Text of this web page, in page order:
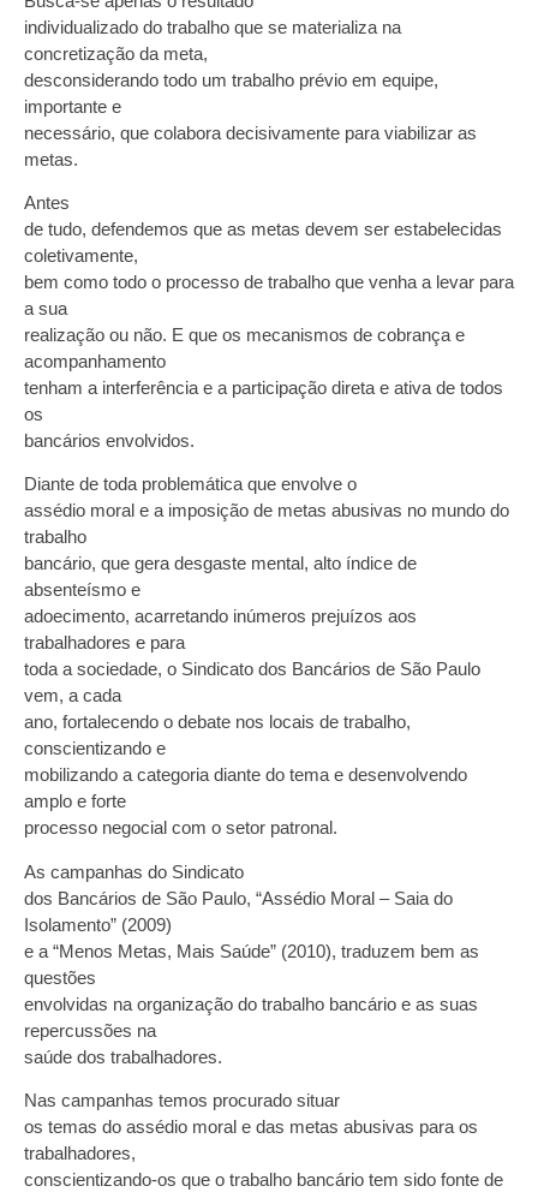
individualizado do trabalho que se materializa na
concretização da meta,
desconsiderando todo um trabalho prévio em equipe,
importante e
necessário, que colabora decisivamente para viabilizar as
metas.
Antes
de tudo, defendemos que as metas devem ser estabelecidas
coletivamente,
bem como todo o processo de trabalho que venha a levar para
a sua
realização ou não. E que os mecanismos de cobrança e
acompanhamento
tenham a interferência e a participação direta e ativa de todos
os
bancários envolvidos.
Diante de toda problemática que envolve o
assédio moral e a imposição de metas abusivas no mundo do
trabalho
bancário, que gera desgaste mental, alto índice de
absenteísmo e
adoecimento, acarretando inúmeros prejuízos aos
trabalhadores e para
toda a sociedade, o Sindicato dos Bancários de São Paulo
vem, a cada
ano, fortalecendo o debate nos locais de trabalho,
conscientizando e
mobilizando a categoria diante do tema e desenvolvendo
amplo e forte
processo negocial com o setor patronal.
As campanhas do Sindicato
dos Bancários de São Paulo, “Assédio Moral – Saia do
Isolamento” (2009)
e a “Menos Metas, Mais Saúde” (2010), traduzem bem as
questões
envolvidas na organização do trabalho bancário e as suas
repercussões na
saúde dos trabalhadores.
Nas campanhas temos procurado situar
os temas do assédio moral e das metas abusivas para os
trabalhadores,
conscientizando-os que o trabalho bancário tem sido fonte de